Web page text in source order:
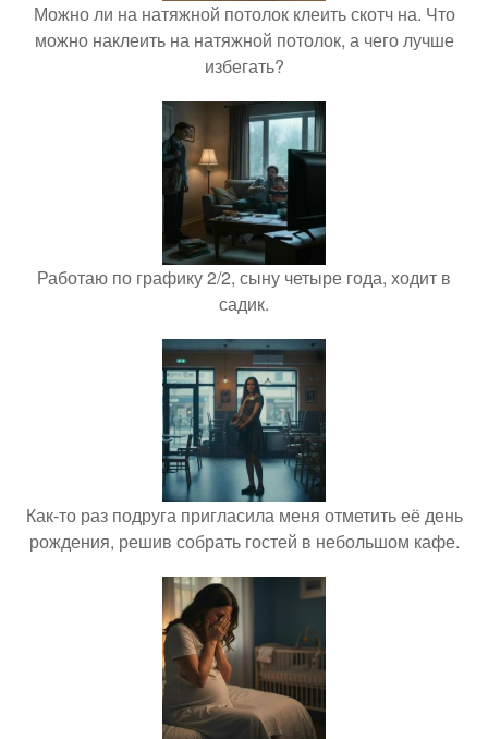
Можно ли на натяжной потолок клеить скотч на. Что
можно наклеить на натяжной потолок, а чего лучше
избегать?
Работаю по графику 2/2, сыну четыре года, ходит в
садик.
Как-то раз подруга пригласила меня отметить её день
рождения, решив собрать гостей в небольшом кафе.